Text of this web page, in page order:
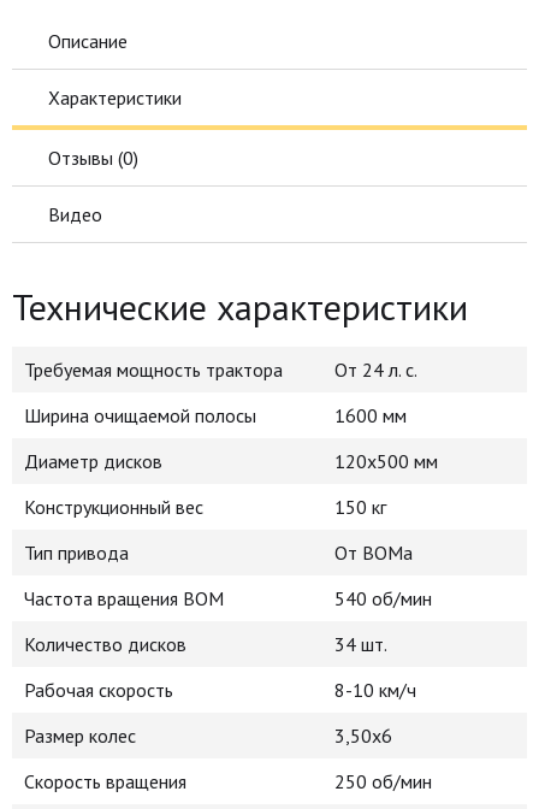
Описание
Характеристики
Отзывы (0)
Видео
Технические характеристики
Требуемая мощность трактора
От 24 л. с.
Ширина очищаемой полосы
1600 мм
Диаметр дисков
120х500 мм
Конструкционный вес
150 кг
Тип привода
От ВОМа
Частота вращения ВОМ
540 об/мин
Количество дисков
34 шт.
Рабочая скорость
8-10 км/ч
Размер колес
3,50х6
Скорость вращения
250 об/мин